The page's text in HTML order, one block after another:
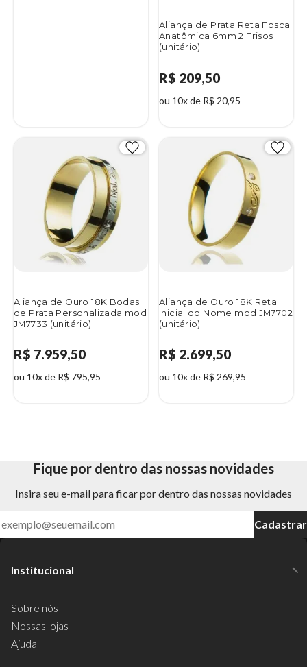
Aliança de Prata Reta Fosca
Anatômica 6mm 2 Frisos
(unitário)
R$ 209,50
ou 10x de R$ 20,95
Aliança de Ouro 18K Bodas
de Prata Personalizada mod
JM7733 (unitário)
R$ 7.959,50
ou 10x de R$ 795,95
Aliança de Ouro 18K Reta
Inicial do Nome mod JM7702
(unitário)
R$ 2.699,50
ou 10x de R$ 269,95
Fique por dentro das nossas novidades
Insira seu e-mail para ficar por dentro das nossas novidades
Cadastrar
Institucional
Sobre nós
Nossas lojas
Ajuda